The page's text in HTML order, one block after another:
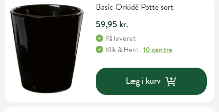
Basic Orkidé Potte sort
59,95 kr.
Få leveret
Klik & Hent i10 centre
Læg i kurv